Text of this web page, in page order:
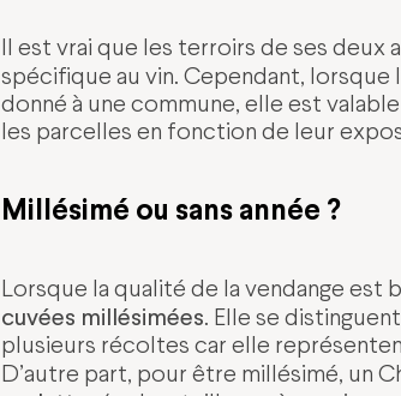
Il est vrai que les terroirs de ses deux
spécifique au vin. Cependant, lorsque
donné à une commune, elle est
les parcelles en fonction de leur
Millésimé ou sans année ?
Lorsque la qualité de la vendange est
cuvées millésimées. Elle se
plusieurs récoltes car elle
D’autre part, pour être millésimé, un